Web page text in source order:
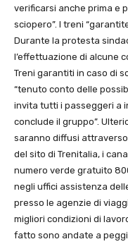
verificarsi anche prima e
sciopero”. I treni
Durante la protesta
l’effettuazione di alcune
Treni garantiti in caso di
“tenuto conto delle
invita tutti i passeggeri a
conclude il gruppo”.
saranno diffusi attraverso
del sito di Trenitalia, i
numero verde gratuito
negli uffici assistenza
presso le agenzie di
migliori condizioni di
fatto sono andate a